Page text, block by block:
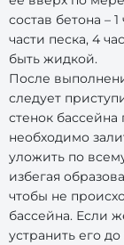
состав бетона –
части песка, 4
быть жидкой.
После
следует
стенок бассейна
необходимо
уложить по
избегая
чтобы не
бассейна. Если
устранить его